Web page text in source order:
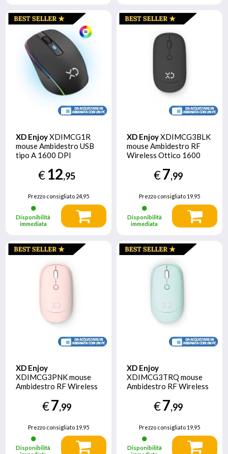
XD EnjoyXDIMCG1R
mouse Ambidestro USB
tipo A 1600 DPI
€12,95
Prezzo consigliato24,95
Disponibilità
immediata
XD EnjoyXDIMCG3BLK
mouse Ambidestro RF
Wireless Ottico 1600
€7,99
Prezzo consigliato 19,95
Disponibilità
immediata
XD Enjoy
XDIMCG3PNK mouse
Ambidestro RF Wireless
€7,99
Prezzo consigliato19,95
Disponibilità
XD Enjoy
XDIMCG3TRQ mouse
Ambidestro RF Wireless
€7,99
Prezzo consigliato 19,95
Disponibilità